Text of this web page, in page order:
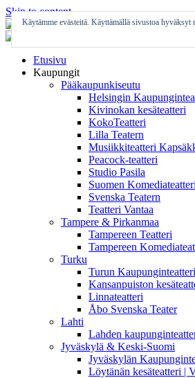
Skip to content
Etusivu
Kaupungit
Pääkaupunkiseutu
Helsingin
Kivinokan kesäteatteri
KokoTeatteri
Lilla Teatern
Musiikkiteatteri
Peacock-teatteri
Studio Pasila
Suomen Komediateatteri
Svenska Teatern
Teatteri Vantaa
Tampere & Pirkanmaa
Tampereen Teatteri
Tampereen
Turku
Turun Kaupunginteatteri
Kansanpuiston
Linnateatteri
Åbo Svenska Teater
Lahti
Lahden
Jyväskylä & Keski-Suomi
Jyväskylän
Löytänän kesäteatteri |
Käytämme evästeitä. Käyttämällä sivustoa hyväksyt